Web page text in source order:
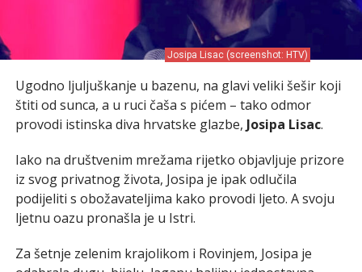
Josipa Lisac (screenshot: HTV)
Ugodno ljuljuškanje u bazenu, na glavi veliki šešir koji
štiti od sunca, a u ruci čaša s pićem – tako odmor
provodi istinska diva hrvatske glazbe, Josipa Lisac.
Iako na društvenim mrežama rijetko objavljuje prizore
iz svog privatnog života, Josipa je ipak odlučila
podijeliti s obožavateljima kako provodi ljeto. A svoju
ljetnu oazu pronašla je u Istri.
Za šetnje zelenim krajolikom i Rovinjem, Josipa je